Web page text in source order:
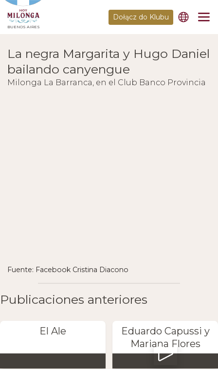
BUENOS AIRES
Dołącz do Klubu
La negra Margarita y Hugo Daniel
bailando canyengue
Milonga La Barranca, en el Club Banco Provincia
Fuente: Facebook Cristina Diacono
Publicaciones anteriores
El Ale
Eduardo Capussi y
Mariana Flores